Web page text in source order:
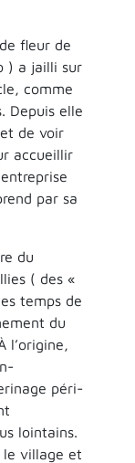
fleur de
) a jailli sur
comme
Depuis elle
de voir
accueillir
par sa
du
( des «
temps de
du
l’origine,
péri-
lointains.
le village et